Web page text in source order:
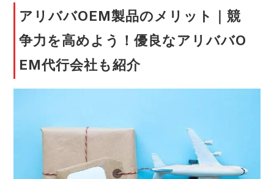
アリババOEM製品のメリット｜競
争力を高めよう！優良なアリババO
EM代行会社も紹介